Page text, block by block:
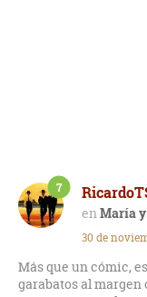
María
7
30 de
Más que un cómic,
garabatos al margen